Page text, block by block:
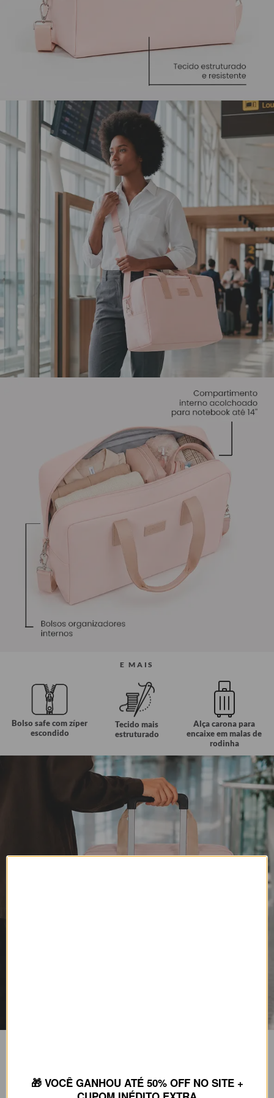
E MAIS
Bolso safe com zíper
escondido
Tecido mais
estruturado
Alça carona para
encaixe em malas de
rodinha
Praticidade em cada viagem
🎁 VOCÊ GANHOU ATÉ 50% OFF NO SITE +